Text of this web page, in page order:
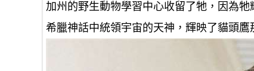
加州的野生動物學習中心收留了牠，因為
希臘神話中統領宇宙的天神，輝映了貓頭鷹